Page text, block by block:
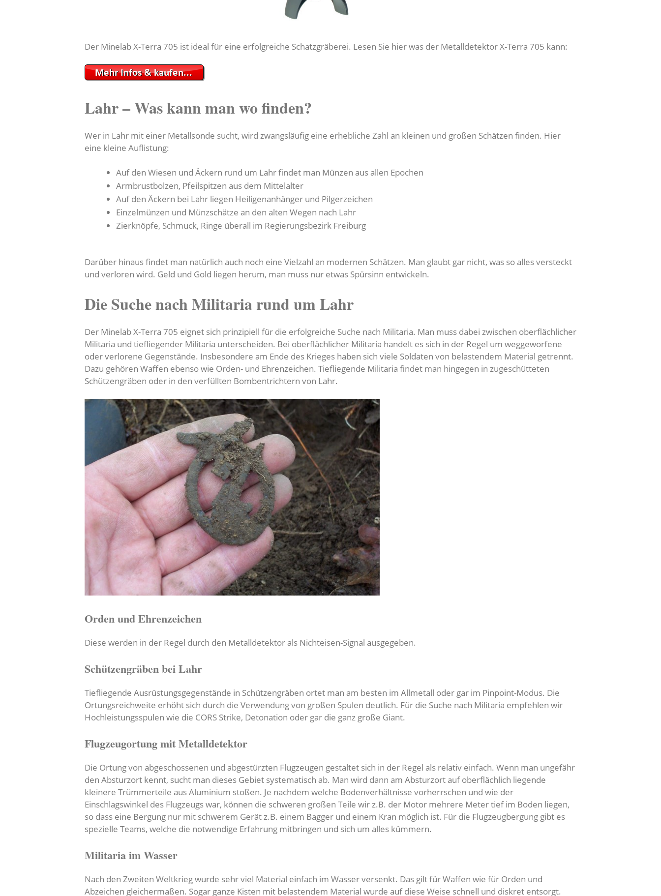
Der Minelab X-Terra 705 ist ideal für eine erfolgreiche Schatzgräberei. Lesen Sie hier was der Metalldetektor X-Terra 705 kann:
Lahr – Was kann man wo finden?
Wer in Lahr mit einer Metallsonde sucht, wird zwangsläufig eine erhebliche Zahl an kleinen und großen Schätzen finden. Hier
eine kleine Auflistung:
Auf den Wiesen und Äckern rund um Lahr findet man Münzen aus allen Epochen
Armbrustbolzen, Pfeilspitzen aus dem Mittelalter
Auf den Äckern bei Lahr liegen Heiligenanhänger und Pilgerzeichen
Einzelmünzen und Münzschätze an den alten Wegen nach Lahr
Zierknöpfe, Schmuck, Ringe überall im Regierungsbezirk Freiburg
Darüber hinaus findet man natürlich auch noch eine Vielzahl an modernen Schätzen. Man glaubt gar nicht, was so alles versteckt
und verloren wird. Geld und Gold liegen herum, man muss nur etwas Spürsinn entwickeln.
Die Suche nach Militaria rund um Lahr
Der Minelab X-Terra 705 eignet sich prinzipiell für die erfolgreiche Suche nach Militaria. Man muss dabei zwischen oberflächlicher
Militaria und tiefliegender Militaria unterscheiden. Bei oberflächlicher Militaria handelt es sich in der Regel um weggeworfene
oder verlorene Gegenstände. Insbesondere am Ende des Krieges haben sich viele Soldaten von belastendem Material getrennt.
Dazu gehören Waffen ebenso wie Orden- und Ehrenzeichen. Tiefliegende Militaria findet man hingegen in zugeschütteten
Schützengräben oder in den verfüllten Bombentrichtern von Lahr.
Orden und Ehrenzeichen
Diese werden in der Regel durch den Metalldetektor als Nichteisen-Signal ausgegeben.
Schützengräben bei Lahr
Tiefliegende Ausrüstungsgegenstände in Schützengräben ortet man am besten im Allmetall oder gar im Pinpoint-Modus. Die
Ortungsreichweite erhöht sich durch die Verwendung von großen Spulen deutlich. Für die Suche nach Militaria empfehlen wir
Hochleistungsspulen wie die CORS Strike, Detonation oder gar die ganz große Giant.
Flugzeugortung mit Metalldetektor
Die Ortung von abgeschossenen und abgestürzten Flugzeugen gestaltet sich in der Regel als relativ einfach. Wenn man ungefähr
den Absturzort kennt, sucht man dieses Gebiet systematisch ab. Man wird dann am Absturzort auf oberflächlich liegende
kleinere Trümmerteile aus Aluminium stoßen. Je nachdem welche Bodenverhältnisse vorherrschen und wie der
Einschlagswinkel des Flugzeugs war, können die schweren großen Teile wir z.B. der Motor mehrere Meter tief im Boden liegen,
so dass eine Bergung nur mit schwerem Gerät z.B. einem Bagger und einem Kran möglich ist. Für die Flugzeugbergung gibt es
spezielle Teams, welche die notwendige Erfahrung mitbringen und sich um alles kümmern.
Militaria im Wasser
Nach den Zweiten Weltkrieg wurde sehr viel Material einfach im Wasser versenkt. Das gilt für Waffen wie für Orden und
Abzeichen gleichermaßen. Sogar ganze Kisten mit belastendem Material wurde auf diese Weise schnell und diskret entsorgt.